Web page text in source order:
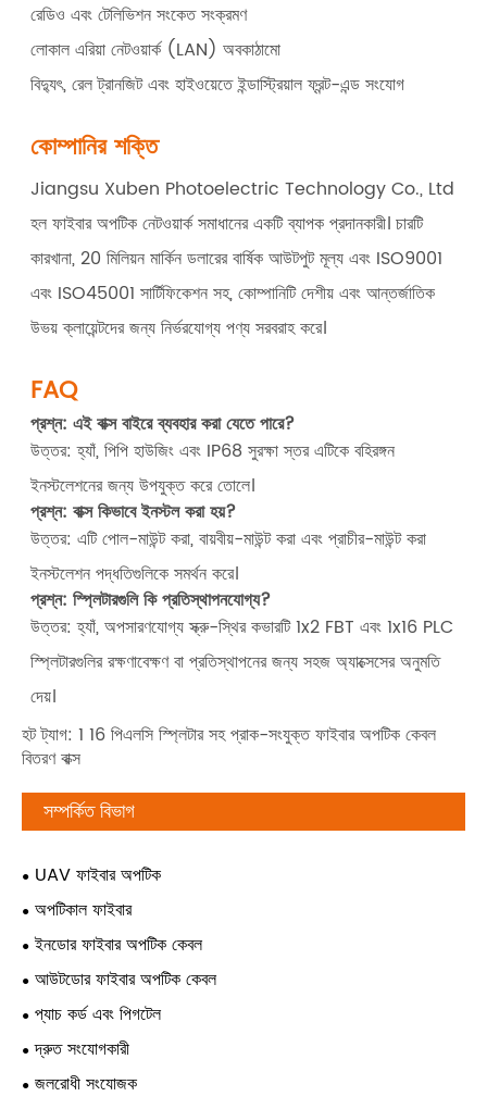
রেডিও এবং টেলিভিশন সংকেত সংক্রমণ
লোকাল এরিয়া নেটওয়ার্ক (LAN) অবকাঠামো
বিদ্যুৎ, রেল ট্রানজিট এবং হাইওয়েতে ইন্ডাস্ট্রিয়াল ফ্রন্ট-এন্ড সংযোগ
কোম্পানির শক্তি
Jiangsu Xuben Photoelectric Technology Co., Ltd
হল ফাইবার অপটিক নেটওয়ার্ক সমাধানের একটি ব্যাপক প্রদানকারী। চারটি
কারখানা, 20 মিলিয়ন মার্কিন ডলারের বার্ষিক আউটপুট মূল্য এবং ISO9001
এবং ISO45001 সার্টিফিকেশন সহ, কোম্পানিটি দেশীয় এবং আন্তর্জাতিক
উভয় ক্লায়েন্টদের জন্য নির্ভরযোগ্য পণ্য সরবরাহ করে।
FAQ
প্রশ্ন: এই বাক্স বাইরে ব্যবহার করা যেতে পারে?
উত্তর: হ্যাঁ, পিপি হাউজিং এবং IP68 সুরক্ষা স্তর এটিকে বহিরঙ্গন
ইনস্টলেশনের জন্য উপযুক্ত করে তোলে।
প্রশ্ন: বাক্স কিভাবে ইনস্টল করা হয়?
উত্তর: এটি পোল-মাউন্ট করা, বায়বীয়-মাউন্ট করা এবং প্রাচীর-মাউন্ট করা
ইনস্টলেশন পদ্ধতিগুলিকে সমর্থন করে।
প্রশ্ন: স্প্লিটারগুলি কি প্রতিস্থাপনযোগ্য?
উত্তর: হ্যাঁ, অপসারণযোগ্য স্ক্রু-স্থির কভারটি 1x2 FBT এবং 1x16 PLC
স্প্লিটারগুলির রক্ষণাবেক্ষণ বা প্রতিস্থাপনের জন্য সহজ অ্যাক্সেসের অনুমতি
দেয়।
হট ট্যাগ: 1 16 পিএলসি স্প্লিটার সহ প্রাক-সংযুক্ত ফাইবার অপটিক কেবল
বিতরণ বাক্স
সম্পর্কিত বিভাগ
UAV ফাইবার অপটিক
অপটিকাল ফাইবার
ইনডোর ফাইবার অপটিক কেবল
আউটডোর ফাইবার অপটিক কেবল
প্যাচ কর্ড এবং পিগটেল
দ্রুত সংযোগকারী
জলরোধী সংযোজক